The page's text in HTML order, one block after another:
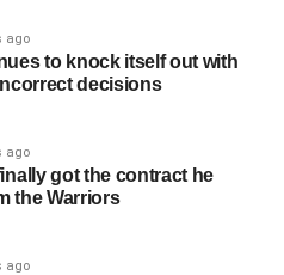
ago
to knock itself out with
decisions
ago
got the contract he
the Warriors
ago